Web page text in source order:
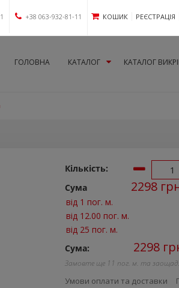
+38 063-932-81-11 КОШИК РЕЄСТРАЦІЯ
ГОЛОВНА КАТАЛОГ КАТАЛОГ
Кількість:
Сума
2298
від 1 пог. м.
від 12.00 пог. м.
від 25 пог. м.
Сума:
2298
Замовте ще 11 пог. м. та
Умови оплати та доставки